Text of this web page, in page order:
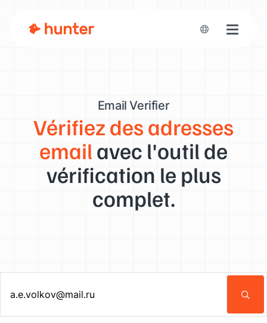
Toggle
Email Verifier
Vérifiez des adresses
email avec l'outil de
vérification le plus
complet.
Entrez une adresse email…